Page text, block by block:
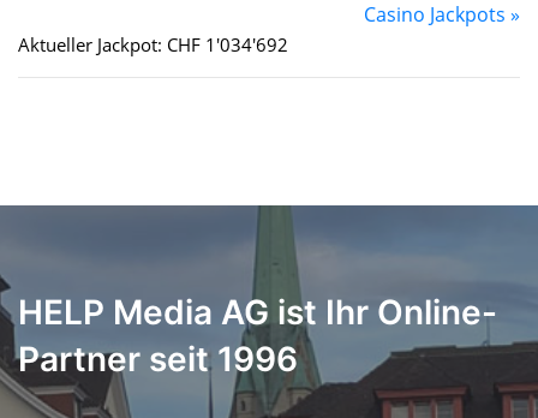
Casino Jackpots »
Aktueller Jackpot: CHF 1'034'692
HELP Media AG ist Ihr Online-
Partner seit 1996